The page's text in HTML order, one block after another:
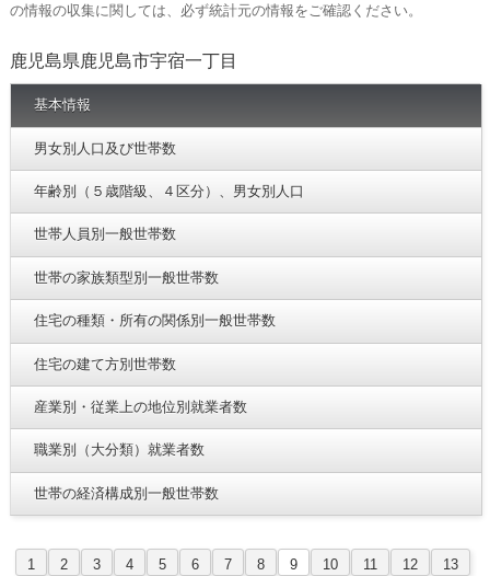
の情報の収集に関しては、必ず統計元の情報をご確認ください。
鹿児島県鹿児島市宇宿一丁目
基本情報
男女別人口及び世帯数
年齢別（５歳階級、４区分）、男女別人口
世帯人員別一般世帯数
世帯の家族類型別一般世帯数
住宅の種類・所有の関係別一般世帯数
住宅の建て方別世帯数
産業別・従業上の地位別就業者数
職業別（大分類）就業者数
世帯の経済構成別一般世帯数
1 2 3 4 5 6 7 8 9 10 11 12
13